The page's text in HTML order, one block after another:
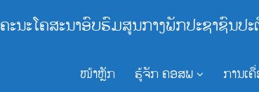
ຄະນະໂຄສະນາອົບຮົມສູນກາງພັກປະຊາຊົນປ
ໜ້າຫຼັກ ຮູ້ຈັກ ຄອສພ ການເ